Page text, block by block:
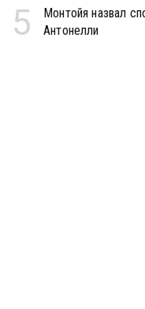
5
Монтойя назвал
Антонелли